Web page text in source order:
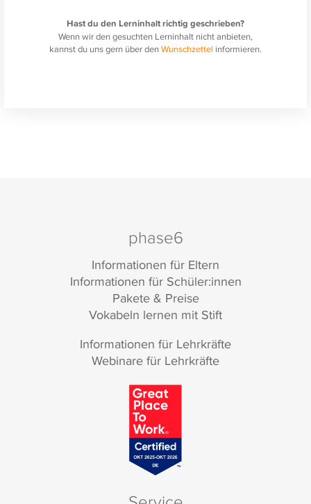
Hast du den Lerninhalt richtig geschrieben?
Wenn wir den gesuchten Lerninhalt nicht anbieten,
kannst du uns gern über denWunschzettel informieren.
phase6
Informationen für Eltern
Informationen für Schüler:innen
Pakete & Preise
Vokabeln lernen mit Stift
Informationen für Lehrkräfte
Webinare für Lehrkräfte